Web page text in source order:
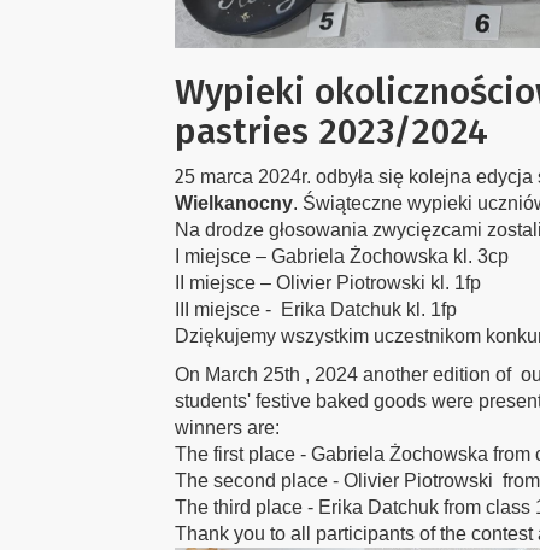
Wypieki
pastries 2023/2024
25 marca 2024r. odbyła się kolejna
Wielkanocny. Świąteczne wypieki
Na drodze głosowania zwycięzcami
I miejsce – Gabriela Żochowska kl. 3cp
II miejsce – Olivier Piotrowski kl. 1fp
III miejsce - Erika Datchuk kl. 1fp
Dziękujemy wszystkim uczestnikom
On March 25th , 2024 another edition of
students' festive baked goods were
winners are:
The first place - Gabriela Żochowska from
The second place - Olivier Piotrowski
The third place - Erika Datchuk from class
Thank you to all participants of the